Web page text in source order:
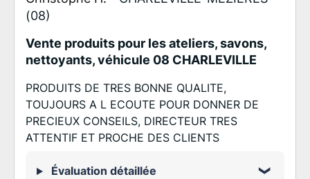
(08)
Vente produits pour les ateliers, savons,
nettoyants, véhicule 08 CHARLEVILLE
PRODUITS DE TRES BONNE QUALITE,
TOUJOURS A L ECOUTE POUR DONNER DE
PRECIEUX CONSEILS, DIRECTEUR TRES
ATTENTIF ET PROCHE DES CLIENTS
Évaluation détaillée